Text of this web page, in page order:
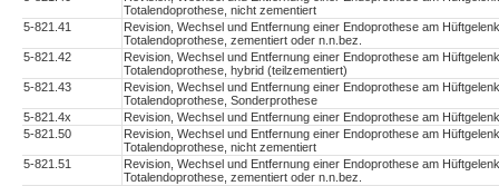
Totalendoprothese, nicht zementiert
5-821.41
Revision, Wechsel und Entfernung einer Endoprothese am
Totalendoprothese, zementiert oder n.n.bez.
5-821.42
Revision, Wechsel und Entfernung einer Endoprothese am
Totalendoprothese, hybrid (teilzementiert)
5-821.43
Revision, Wechsel und Entfernung einer Endoprothese am
Totalendoprothese, Sonderprothese
5-821.4x
Revision, Wechsel und Entfernung einer Endoprothese am
5-821.50
Revision, Wechsel und Entfernung einer Endoprothese am
Totalendoprothese, nicht zementiert
5-821.51
Revision, Wechsel und Entfernung einer Endoprothese am
Totalendoprothese, zementiert oder n.n.bez.